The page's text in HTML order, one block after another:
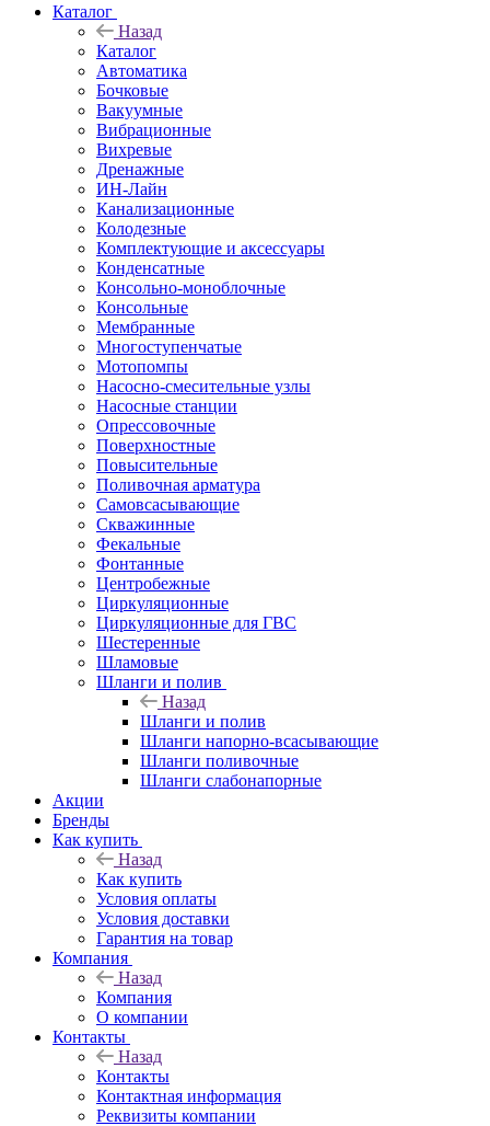
Каталог
Назад
Каталог
Автоматика
Бочковые
Вакуумные
Вибрационные
Вихревые
Дренажные
ИН-Лайн
Канализационные
Колодезные
Комплектующие и аксессуары
Конденсатные
Консольно-моноблочные
Консольные
Мембранные
Многоступенчатые
Мотопомпы
Насосно-смесительные узлы
Насосные станции
Опрессовочные
Поверхностные
Повысительные
Поливочная арматура
Самовсасывающие
Скважинные
Фекальные
Фонтанные
Центробежные
Циркуляционные
Циркуляционные для ГВС
Шестеренные
Шламовые
Шланги и полив
Назад
Шланги и полив
Шланги напорно-всасывающие
Шланги поливочные
Шланги слабонапорные
Акции
Бренды
Как купить
Назад
Как купить
Условия оплаты
Условия доставки
Гарантия на товар
Компания
Назад
Компания
О компании
Контакты
Назад
Контакты
Контактная информация
Реквизиты компании